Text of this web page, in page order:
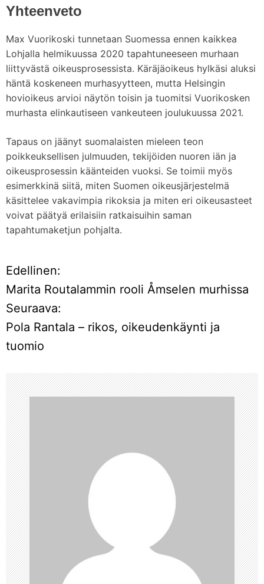
Yhteenveto
Max Vuorikoski tunnetaan Suomessa ennen kaikkea
Lohjalla helmikuussa 2020 tapahtuneeseen murhaan
liittyvästä oikeusprosessista. Käräjäoikeus hylkäsi aluksi
häntä koskeneen murhasyytteen, mutta Helsingin
hovioikeus arvioi näytön toisin ja tuomitsi Vuorikosken
murhasta elinkautiseen vankeuteen joulukuussa 2021.
Tapaus on jäänyt suomalaisten mieleen teon
poikkeuksellisen julmuuden, tekijöiden nuoren iän ja
oikeusprosessin käänteiden vuoksi. Se toimii myös
esimerkkinä siitä, miten Suomen oikeusjärjestelmä
käsittelee vakavimpia rikoksia ja miten eri oikeusasteet
voivat päätyä erilaisiin ratkaisuihin saman
tapahtumaketjun pohjalta.
A
r
t
k
k
e
l
i
e
n
Edellinen:
Marita Routalammin rooli Åmselen murhissa
Seuraava:
Pola Rantala – rikos, oikeudenkäynti ja
tuomio